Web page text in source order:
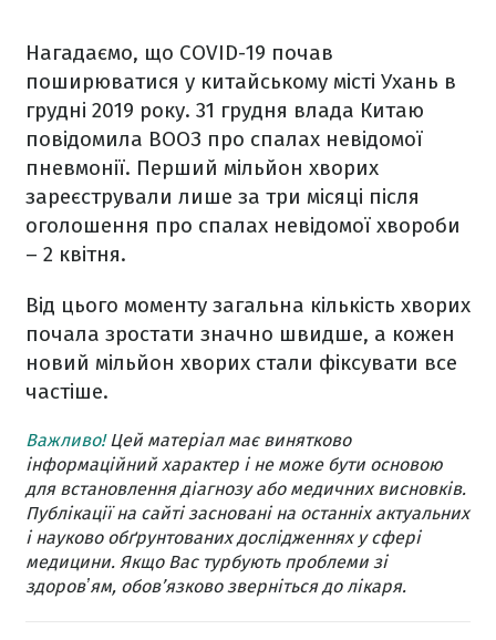
Нагадаємо, що COVID-19 почав
поширюватися у китайському місті Ухань в
грудні 2019 року. 31 грудня влада Китаю
повідомила ВООЗ про спалах невідомої
пневмонії. Перший мільйон хворих
зареєстрували лише за три місяці після
оголошення про спалах невідомої хвороби
– 2 квітня.
Від цього моменту загальна кількість хворих
почала зростати значно швидше, а кожен
новий мільйон хворих стали фіксувати все
частіше.
Важливо!Цей матеріал має винятково
інформаційний характер і не може бути основою
для встановлення діагнозу або медичних висновків.
Публікації на сайті засновані на останніх актуальних
і науково обґрунтованих дослідженнях у сфері
медицини. Якщо Вас турбують проблеми зі
здоровʼям, обов’язково зверніться до лікаря.